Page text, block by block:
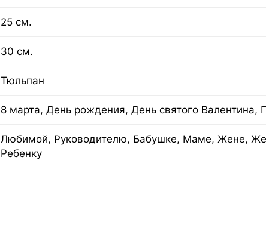
25 см.
30 см.
Тюльпан
8 марта, День рождения, День святого Валентина,
Любимой, Руководителю, Бабушке, Маме, Жене,
Ребенку